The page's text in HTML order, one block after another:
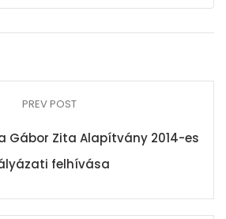
PREV POST
Gábor Zita Alapítvány 2014-es
felhívása